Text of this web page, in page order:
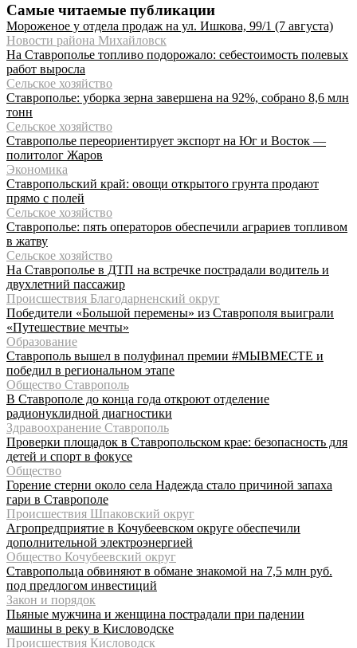
Самые читаемые публикации
Мороженое у отдела продаж на ул. Ишкова, 99/1 (7 августа)
Новости района Михайловск
На Ставрополье топливо подорожало: себестоимость полевых
работ выросла
Сельское хозяйство
Ставрополье: уборка зерна завершена на 92%, собрано 8,6 млн
тонн
Сельское хозяйство
Ставрополье переориентирует экспорт на Юг и Восток —
политолог Жаров
Экономика
Ставропольский край: овощи открытого грунта продают
прямо с полей
Сельское хозяйство
Ставрополье: пять операторов обеспечили аграриев топливом
в жатву
Сельское хозяйство
На Ставрополье в ДТП на встречке пострадали водитель и
двухлетний пассажир
Происшествия Благодарненский округ
Победители «Большой перемены» из Ставрополя выиграли
«Путешествие мечты»
Образование
Ставрополь вышел в полуфинал премии #МЫВМЕСТЕ и
победил в региональном этапе
Общество Ставрополь
В Ставрополе до конца года откроют отделение
радионуклидной диагностики
Здравоохранение Ставрополь
Проверки площадок в Ставропольском крае: безопасность для
детей и спорт в фокусе
Общество
Горение стерни около села Надежда стало причиной запаха
гари в Ставрополе
Происшествия Шпаковский округ
Агропредприятие в Кочубеевском округе обеспечили
дополнительной электроэнергией
Общество Кочубеевский округ
Ставропольца обвиняют в обмане знакомой на 7,5 млн руб.
под предлогом инвестиций
Закон и порядок
Пьяные мужчина и женщина пострадали при падении
машины в реку в Кисловодске
Происшествия Кисловодск